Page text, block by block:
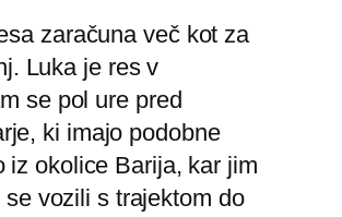
zaračuna več kot za
Luka je res v
se pol ure pred
ki imajo podobne
iz okolice Barija, kar jim
vozili s trajektom do